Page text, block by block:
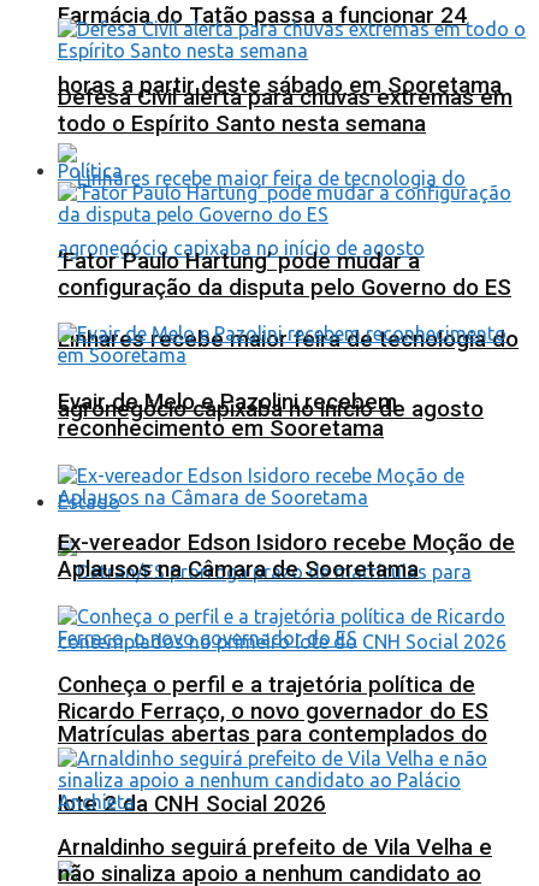
Farmácia do Tatão passa a funcionar 24
horas a partir deste sábado em Sooretama
Linhares recebe maior feira de tecnologia do
agronegócio capixaba no início de agosto
Estado
Matrículas abertas para contemplados do
lote 2 da CNH Social 2026
Defesa Civil alerta para chuvas extremas em
todo o Espírito Santo nesta semana
Política
‘Fator Paulo Hartung’ pode mudar a
configuração da disputa pelo Governo do ES
Evair de Melo e Pazolini recebem
reconhecimento em Sooretama
Ex-vereador Edson Isidoro recebe Moção de
Aplausos na Câmara de Sooretama
Conheça o perfil e a trajetória política de
Ricardo Ferraço, o novo governador do ES
Arnaldinho seguirá prefeito de Vila Velha e
não sinaliza apoio a nenhum candidato ao